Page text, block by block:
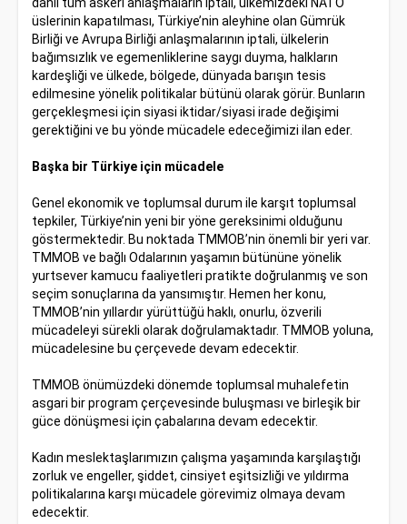
üslerinin kapatılması, Türkiye’nin aleyhine olan Gümrük
Birliği ve Avrupa Birliği anlaşmalarının iptali, ülkelerin
bağımsızlık ve egemenliklerine saygı duyma, halkların
kardeşliği ve ülkede, bölgede, dünyada barışın tesis
edilmesine yönelik politikalar bütünü olarak görür. Bunların
gerçekleşmesi için siyasi iktidar/siyasi irade değişimi
gerektiğini ve bu yönde mücadele edeceğimizi ilan eder.
Başka bir Türkiye için mücadele
Genel ekonomik ve toplumsal durum ile karşıt toplumsal
tepkiler, Türkiye’nin yeni bir yöne gereksinimi olduğunu
göstermektedir. Bu noktada TMMOB’nin önemli bir yeri var.
TMMOB ve bağlı Odalarının yaşamın bütününe yönelik
yurtsever kamucu faaliyetleri pratikte doğrulanmış ve son
seçim sonuçlarına da yansımıştır. Hemen her konu,
TMMOB’nin yıllardır yürüttüğü haklı, onurlu, özverili
mücadeleyi sürekli olarak doğrulamaktadır. TMMOB yoluna,
mücadelesine bu çerçevede devam edecektir.
TMMOB önümüzdeki dönemde toplumsal muhalefetin
asgari bir program çerçevesinde buluşması ve birleşik bir
güce dönüşmesi için çabalarına devam edecektir.
Kadın meslektaşlarımızın çalışma yaşamında karşılaştığı
zorluk ve engeller, şiddet, cinsiyet eşitsizliği ve yıldırma
politikalarına karşı mücadele görevimiz olmaya devam
edecektir.